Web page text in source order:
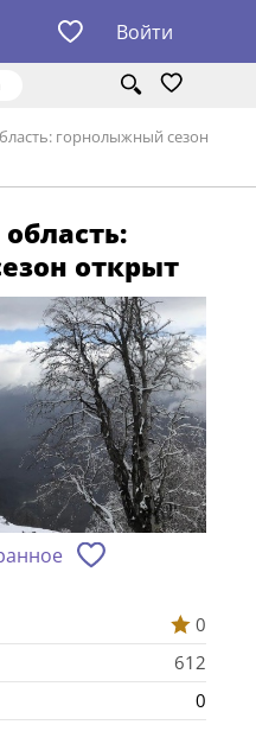
Войти
горнолыжный сезон
открыт
0
612
0